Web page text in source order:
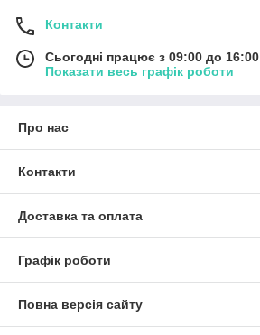
Контакти
Сьогодні працює з 09:00 до 16:00
Показати весь графік роботи
Про нас
Контакти
Доставка та оплата
Графік роботи
Повна версія сайту